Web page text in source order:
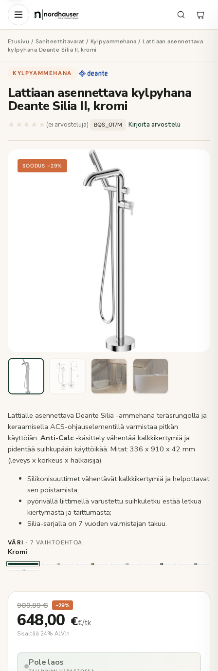
Etusivu / Saniteettitavarat / Kylpyammehana / Lattiaan asennettava
kylpyhana Deante Silia II, kromi
KYLPYAMMEHANA ·
Lattiaan asennettava kylpyhana
Deante Silia II, kromi
★★★★★ ★★★★★
(ei arvosteluja)· BQS_017M ·Kirjoita arvostelu
SOODUS −29%
Lattialle asennettava Deante Silia -ammehana teräsrungolla ja
keraamisella ACS-ohjauselementillä varmistaa pitkän
käyttöiän. Anti-Calc -käsittely vähentää kalkkikertymiä ja
pidentää suihkupään käyttöikää. Mitat: 336 x 910 x 42 mm
(leveys x korkeus x halkaisija).
Silikonisuuttimet vähentävät kalkkikertymiä ja helpottavat
sen poistamista;
pyörivällä liittimellä varustettu suihkuletku estää letkua
kiertymästä ja taittumasta;
Silia-sarjalla on 7 vuoden valmistajan takuu.
VÄRI · 7 VAIHTOEHTOA
Kromi
909,89€ −29%
648,00 €€/tk
Sisältää 24% ALV:n
Pole laos